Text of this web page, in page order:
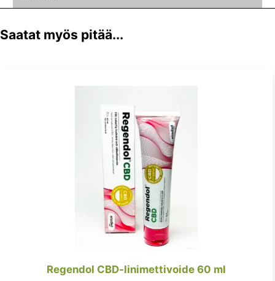
Saatat myös pitää...
Regendol CBD-linimettivoide 60 ml